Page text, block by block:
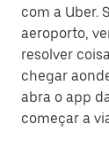
com a Uber.
aeroporto,
resolver
chegar
abra o app
começar a